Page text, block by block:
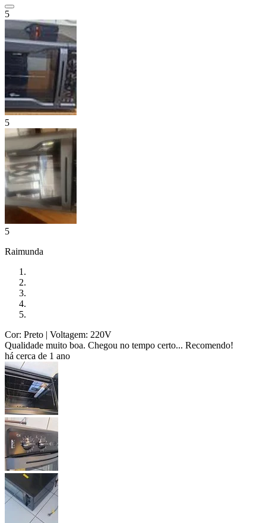
5
5
5
Raimunda
Cor: Preto | Voltagem: 220V
Qualidade muito boa. Chegou no tempo certo... Recomendo!
há cerca de 1 ano